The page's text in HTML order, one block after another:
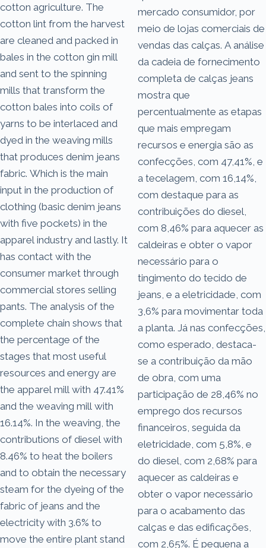
cotton agriculture. The
cotton lint from the harvest
are cleaned and packed in
bales in the cotton gin mill
and sent to the spinning
mills that transform the
cotton bales into coils of
yarns to be interlaced and
dyed in the weaving mills
that produces denim jeans
fabric. Which is the main
input in the production of
clothing (basic denim jeans
with five pockets) in the
apparel industry and lastly. It
has contact with the
consumer market through
commercial stores selling
pants. The analysis of the
complete chain shows that
the percentage of the
stages that most useful
resources and energy are
the apparel mill with 47.41%
and the weaving mill with
16.14%. In the weaving, the
contributions of diesel with
8.46% to heat the boilers
and to obtain the necessary
steam for the dyeing of the
fabric of jeans and the
electricity with 3.6% to
move the entire plant stand
mercado consumidor, por
meio de lojas comerciais de
vendas das calças. A análise
da cadeia de fornecimento
completa de calças jeans
mostra que
percentualmente as etapas
que mais empregam
recursos e energia são as
confecções, com 47,41%, e
a tecelagem, com 16,14%,
com destaque para as
contribuições do diesel,
com 8,46% para aquecer as
caldeiras e obter o vapor
necessário para o
tingimento do tecido de
jeans, e a eletricidade, com
3,6% para movimentar toda
a planta. Já nas confecções,
como esperado, destaca-
se a contribuição da mão
de obra, com uma
participação de 28,46% no
emprego dos recursos
financeiros, seguida da
eletricidade, com 5,8%, e
do diesel, com 2,68% para
aquecer as caldeiras e
obter o vapor necessário
para o acabamento das
calças e das edificações,
com 2,65%. É pequena a